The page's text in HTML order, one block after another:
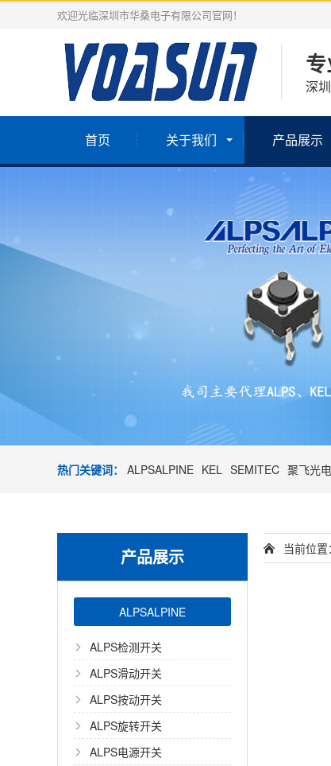
欢迎光临深圳市华桑电子有限公司官网！
深
首页 关于我们 产品展示
热门关键词： ALPSALPINE KEL SEMITEC 聚飞光电
产品展示
ALPSALPINE
ALPS检测开关
ALPS滑动开关
ALPS按动开关
ALPS旋转开关
ALPS电源开关
当前位置：